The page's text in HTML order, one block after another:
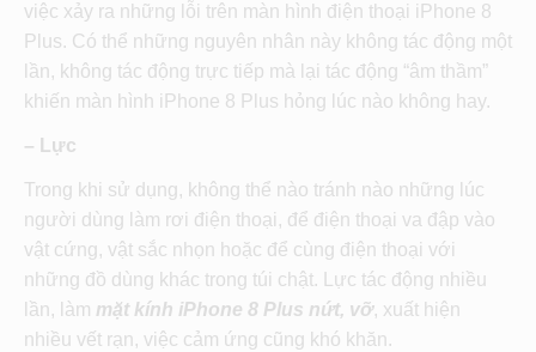
việc xảy ra những lỗi trên màn hình điện thoại iPhone 8
Plus. Có thể những nguyên nhân này không tác động một
lần, không tác động trực tiếp mà lại tác động “âm thầm”
khiến màn hình iPhone 8 Plus hỏng lúc nào không hay.
– Lực
Trong khi sử dụng, không thể nào tránh nào những lúc
người dùng làm rơi điện thoại, để điện thoại va đập vào
vật cứng, vật sắc nhọn hoặc để cùng điện thoại với
những đồ dùng khác trong túi chật. Lực tác động nhiều
lần, làm mặt kính iPhone 8 Plus nứt, vỡ, xuất hiện
nhiều vết rạn, việc cảm ứng cũng khó khăn.